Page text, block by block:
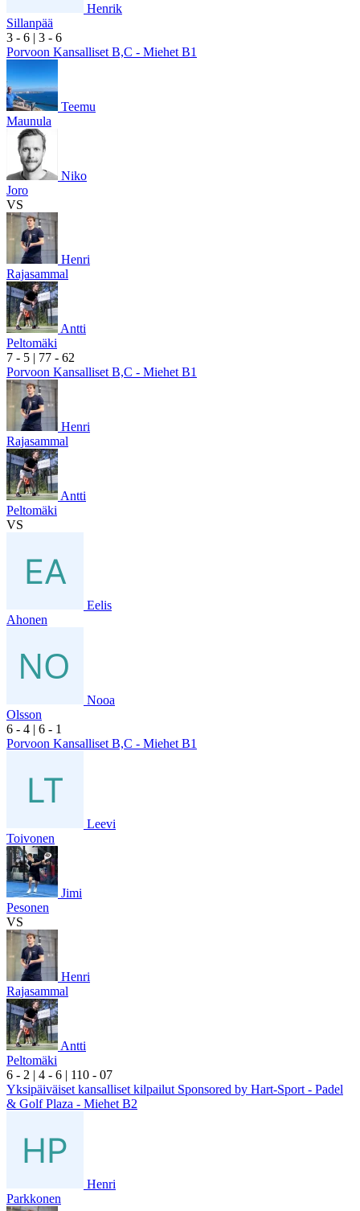
Henrik
Sillanpää
3 - 6 | 3 - 6
Porvoon Kansalliset B,C - Miehet B1
Teemu
Maunula
Niko
Joro
VS
Henri
Rajasammal
Antti
Peltomäki
7 - 5 | 77 - 62
Porvoon Kansalliset B,C - Miehet B1
Henri
Rajasammal
Antti
Peltomäki
VS
Eelis
Ahonen
Nooa
Olsson
6 - 4 | 6 - 1
Porvoon Kansalliset B,C - Miehet B1
Leevi
Toivonen
Jimi
Pesonen
VS
Henri
Rajasammal
Antti
Peltomäki
6 - 2 | 4 - 6 | 110 - 07
Yksipäiväiset kansalliset kilpailut Sponsored by Hart-Sport - Padel
& Golf Plaza - Miehet B2
Henri
Parkkonen